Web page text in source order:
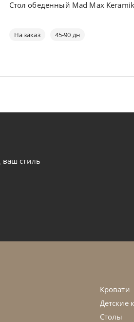
Стол обеденный Mad Max Keramik
На заказ 45-90 дн
ваш стиль
Кровати
Детские
Столы